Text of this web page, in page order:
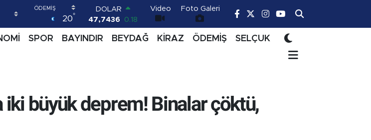
20°
DOLAR
47,7436
0.18
EURO
55,2510 0.32
13.779 -14
BITCOIN
Video Foto Galeri
SPOR BAYINDIR BEYDAĞ KİRAZ ÖDEMİŞ SELÇUK
iki büyük deprem! Binalar çöktü,